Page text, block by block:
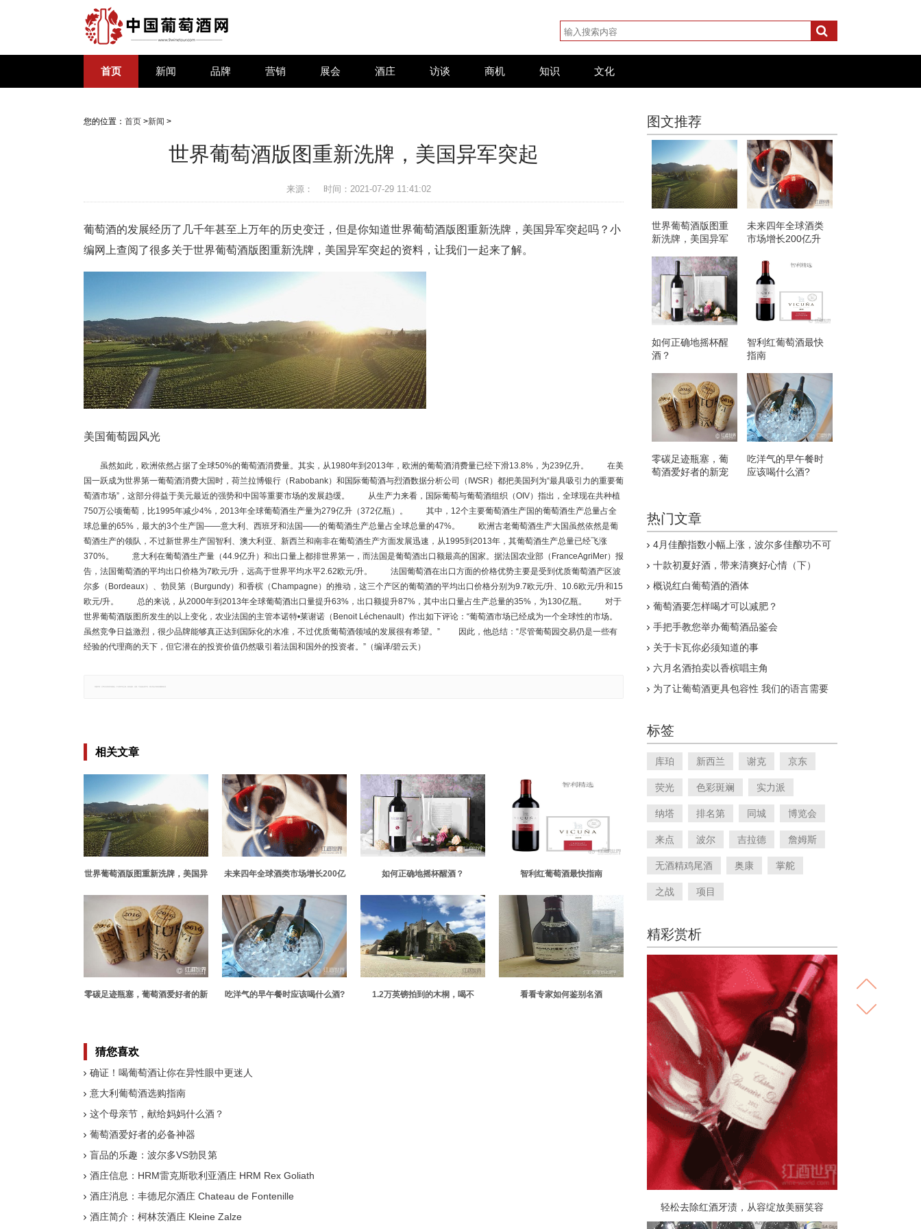
首页 新闻 品牌 营销 展会 酒庄 访谈 商机 知识 文化
您的位置： 首页 >新闻 >
世界葡萄酒版图重新洗牌，美国异军突起
来源： 时间：2021-07-29 11:41:02
葡萄酒的发展经历了几千年甚至上万年的历史变迁，但是你知道世界葡萄酒版图重新洗牌，美国异军突起吗？小
编网上查阅了很多关于世界葡萄酒版图重新洗牌，美国异军突起的资料，让我们一起来了解。
美国葡萄园风光
虽然如此，欧洲依然占据了全球50%的葡萄酒消费量。其实，从1980年到2013年，欧洲的葡萄酒消费量已经下滑13.8%，为239亿升。 在美
国一跃成为世界第一葡萄酒消费大国时，荷兰拉博银行（Rabobank）和国际葡萄酒与烈酒数据分析公司（IWSR）都把美国列为“最具吸引力的重要葡
萄酒市场”，这部分得益于美元最近的强势和中国等重要市场的发展趋缓。 从生产力来看，国际葡萄与葡萄酒组织（OIV）指出，全球现在共种植
750万公顷葡萄，比1995年减少4%，2013年全球葡萄酒生产量为279亿升（372亿瓶）。 其中，12个主要葡萄酒生产国的葡萄酒生产总量占全
球总量的65%，最大的3个生产国——意大利、西班牙和法国——的葡萄酒生产总量占全球总量的47%。 欧洲古老葡萄酒生产大国虽然依然是葡
萄酒生产的领队，不过新世界生产国智利、澳大利亚、新西兰和南非在葡萄酒生产方面发展迅速，从1995到2013年，其葡萄酒生产总量已经飞涨
370%。 意大利在葡萄酒生产量（44.9亿升）和出口量上都排世界第一，而法国是葡萄酒出口额最高的国家。据法国农业部（FranceAgriMer）报
告，法国葡萄酒的平均出口价格为7欧元/升，远高于世界平均水平2.62欧元/升。 法国葡萄酒在出口方面的价格优势主要是受到优质葡萄酒产区波
尔多（Bordeaux）、勃艮第（Burgundy）和香槟（Champagne）的推动，这三个产区的葡萄酒的平均出口价格分别为9.7欧元/升、10.6欧元/升和15
欧元/升。 总的来说，从2000年到2013年全球葡萄酒出口量提升63%，出口额提升87%，其中出口量占生产总量的35%，为130亿瓶。 对于
世界葡萄酒版图所发生的以上变化，农业法国的主管本诺特•莱谢诺（Benoit Léchenault）作出如下评论：“葡萄酒市场已经成为一个全球性的市场。
虽然竞争日益激烈，很少品牌能够真正达到国际化的水准，不过优质葡萄酒领域的发展很有希望。” 因此，他总结：“尽管葡萄园交易仍是一些有
经验的代理商的天下，但它潜在的投资价值仍然吸引着法国和国外的投资者。”（编译/碧云天）
相关文章
世界葡萄酒版图重新洗牌，美国异
未来四年全球酒类市场增长200亿
如何正确地摇杯醒酒？ 智利红葡萄酒最快指南
零碳足迹瓶塞，葡萄酒爱好者的新
吃洋气的早午餐时应该喝什么酒?
1.2万英镑拍到的木桐，喝不
看看专家如何鉴别名酒
猜您喜欢
确证！喝葡萄酒让你在异性眼中更迷人
意大利葡萄酒选购指南
这个母亲节，献给妈妈什么酒？
葡萄酒爱好者的必备神器
盲品的乐趣：波尔多VS勃艮第
酒庄信息：HRM雷克斯歌利亚酒庄 HRM Rex Goliath
酒庄消息：丰德尼尔酒庄 Chateau de Fontenille
酒庄简介：柯林茨酒庄 Kleine Zalze
图文推荐
世界葡萄酒版图重
新洗牌，美国异军
未来四年全球酒类
市场增长200亿升
如何正确地摇杯醒
酒？
智利红葡萄酒最快
指南
零碳足迹瓶塞，葡
萄酒爱好者的新宠
吃洋气的早午餐时
应该喝什么酒?
热门文章
4月佳酿指数小幅上涨，波尔多佳酿功不可
十款初夏好酒，带来清爽好心情（下）
概说红白葡萄酒的酒体
葡萄酒要怎样喝才可以减肥？
手把手教您举办葡萄酒品鉴会
关于卡瓦你必须知道的事
六月名酒拍卖以香槟唱主角
为了让葡萄酒更具包容性 我们的语言需要
标签
库珀 新西兰 谢克 京东
荧光 色彩斑斓 实力派
纳塔 排名第 同城 博览会
来点 波尔 吉拉德 詹姆斯
无酒精鸡尾酒 奥康 掌舵
之战 项目
精彩赏析
轻松去除红酒牙渍，从容绽放美丽笑容